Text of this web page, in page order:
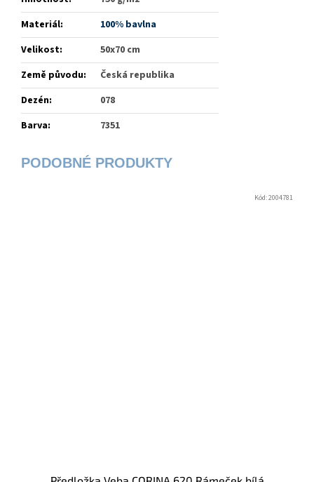
Materiál:
100% bavlna
Velikost:
50x70 cm
Země původu:
Česká republika
Dezén:
078
Barva: 7351
Kód:2004781